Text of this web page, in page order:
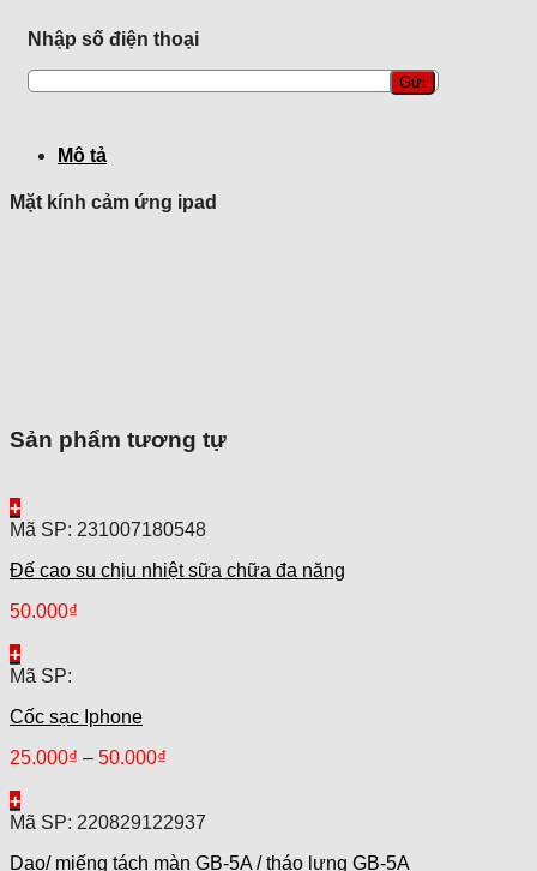
inch
/2022
)
số
Nhập số điện thoại
Mô tả
Mặt kính cảm ứng ipad
Sản phẩm tương tự
+
Mã SP: 231007180548
Đế cao su chịu nhiệt sữa chữa đa năng
50.000₫
+
Mã SP:
Cốc sạc Iphone
25.000₫ – 50.000₫
+
Mã SP: 220829122937
Dao/ miếng tách màn GB-5A / tháo lưng GB-5A